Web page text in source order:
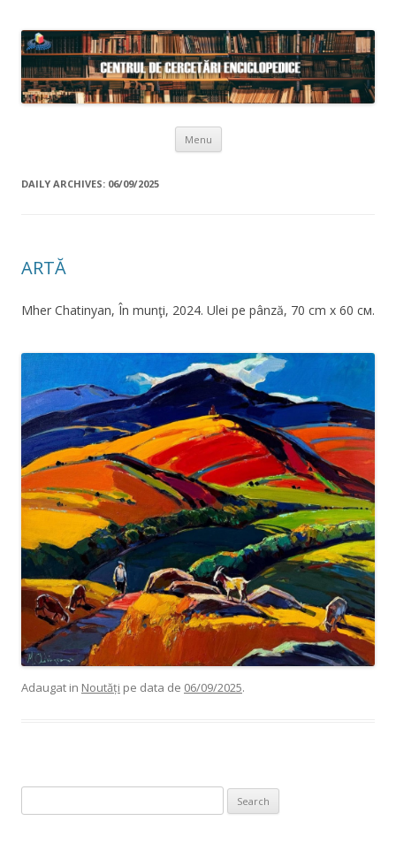
Menu Skip to content
DAILY ARCHIVES: 06/09/2025
ARTĂ
Mher Chatinyan, În munţi, 2024. Ulei pe pânză, 70 cm х 60 см.
Adaugat in Noutăți pe data de 06/09/2025.